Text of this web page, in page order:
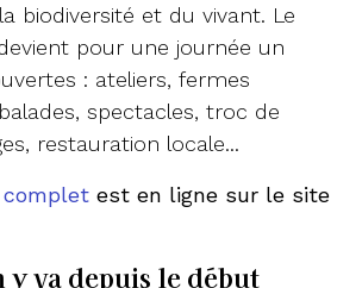
biodiversité et du vivant. Le
pour une journée un
: ateliers, fermes
spectacles, troc de
restauration locale...
complet est en ligne sur le site
va depuis le début